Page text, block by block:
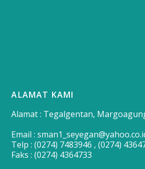
ALAMAT KAMI
Alamat : Tegalgentan,
Email :
Telp : (0274) 7483946 , (0274)
Faks : (0274) 4364733